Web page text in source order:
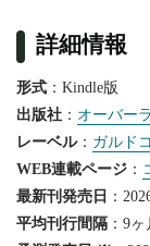
詳細情報
形式 ：Kindle版
出版社 ： オーバー
レーベル： ガルド
WEB連載ページ ：
最新刊発売日 ：
平均刊行間隔 ：9ヶ